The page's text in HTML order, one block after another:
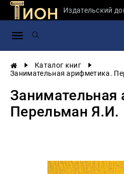
Издательский
Каталог книг
Занимательная арифметика.
Занимательная
Перельман Я.И.
Занимательная
России
история
Экономика
Учебная
литература